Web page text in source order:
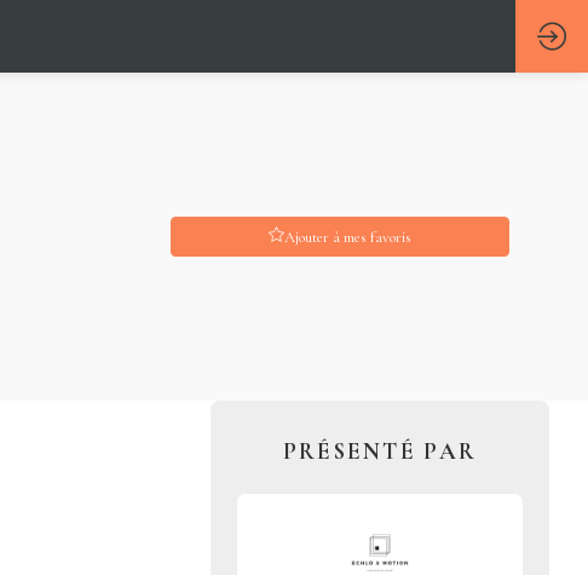
Ajouter à mes favoris
PRÉSENTÉ PAR